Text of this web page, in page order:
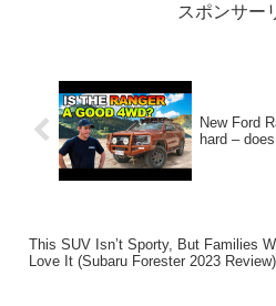
スポンサー
New Ford
hard –
This SUV Isn’t Sporty, But Families
Love It (Subaru Forester 2023 Review)